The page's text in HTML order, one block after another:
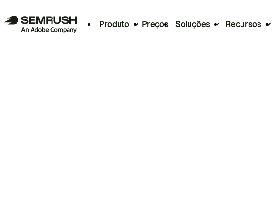
Produto Preços Soluções Recursos